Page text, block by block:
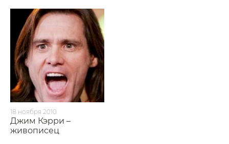
18 ноября 2010
Джим Кэрри –
живописец